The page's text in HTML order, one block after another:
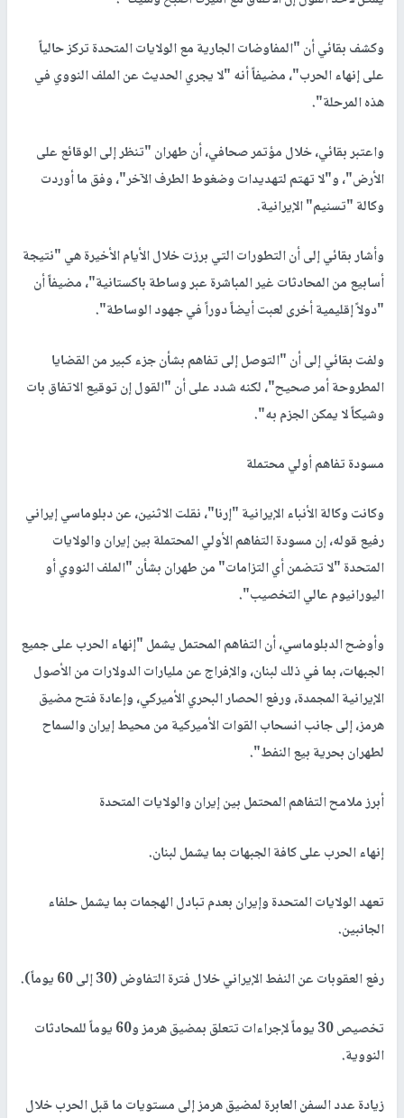
وكشف بقائي أن "المفاوضات الجارية مع الولايات المتحدة تركز حالياً
على إنهاء الحرب"، مضيفاً أنه "لا يجري الحديث عن الملف النووي في
هذه المرحلة".
واعتبر بقائي، خلال مؤتمر صحافي، أن طهران "تنظر إلى الوقائع على
الأرض"، و"لا تهتم لتهديدات وضغوط الطرف الآخر"، وفق ما أوردت
وكالة "تسنيم" الإيرانية.
وأشار بقائي إلى أن التطورات التي برزت خلال الأيام الأخيرة هي "نتيجة
أسابيع من المحادثات غير المباشرة عبر وساطة باكستانية"، مضيفاً أن
"دولاً إقليمية أخرى لعبت أيضاً دوراً في جهود الوساطة".
ولفت بقائي إلى أن "التوصل إلى تفاهم بشأن جزء كبير من القضايا
المطروحة أمر صحيح"، لكنه شدد على أن "القول إن توقيع الاتفاق بات
وشيكاً لا يمكن الجزم به".
مسودة تفاهم أولي محتملة
وكانت وكالة الأنباء الإيرانية "إرنا"، نقلت الاثنين، عن دبلوماسي إيراني
رفيع قوله، إن مسودة التفاهم الأولي المحتملة بين إيران والولايات
المتحدة "لا تتضمن أي التزامات" من طهران بشأن "الملف النووي أو
اليورانيوم عالي التخصيب".
وأوضح الدبلوماسي، أن التفاهم المحتمل يشمل "إنهاء الحرب على جميع
الجبهات، بما في ذلك لبنان، والإفراج عن مليارات الدولارات من الأصول
الإيرانية المجمدة، ورفع الحصار البحري الأميركي، وإعادة فتح مضيق
هرمز، إلى جانب انسحاب القوات الأميركية من محيط إيران والسماح
لطهران بحرية بيع النفط".
أبرز ملامح التفاهم المحتمل بين إيران والولايات المتحدة
إنهاء الحرب على كافة الجبهات بما يشمل لبنان.
تعهد الولايات المتحدة وإيران بعدم تبادل الهجمات بما يشمل حلفاء
الجانبين.
رفع العقوبات عن النفط الإيراني خلال فترة التفاوض (30 إلى 60 يوماً).
تخصيص 30 يوماً لإجراءات تتعلق بمضيق هرمز و60 يوماً للمحادثات
النووية.
زيادة عدد السفن العابرة لمضيق هرمز إلى مستويات ما قبل الحرب خلال